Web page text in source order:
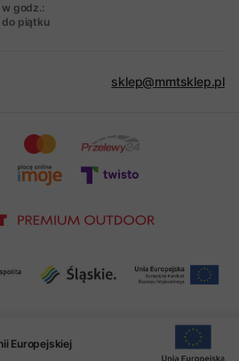
godz.:
do piątku
sklep@mmtsklep.pl
Europejskiej